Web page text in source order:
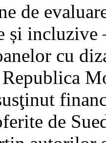
de
și incluzive
cu
de